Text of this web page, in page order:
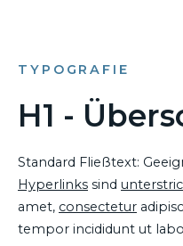
TYPOGRAFIE
H1 -
Standard Fließtext:
Hyperlinks sind
amet, consectetur
tempor incididunt ut